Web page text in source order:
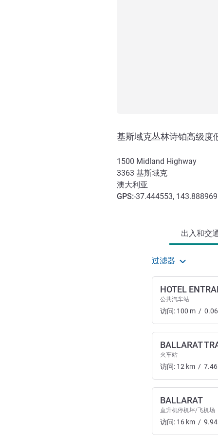
基斯域克丛林诗铂高级度
1500 Midland Highway
3363 基斯域克
澳大利亚
GPS:-37.444553, 143.888969
出入和交
过滤器
HOTEL
公共汽车站
访问: 100 m / 0.06
BALLARAT
火车站
访问: 12 km / 7.46
BALLARAT
直升机停机坪/飞机场
访问: 16 km / 9.94